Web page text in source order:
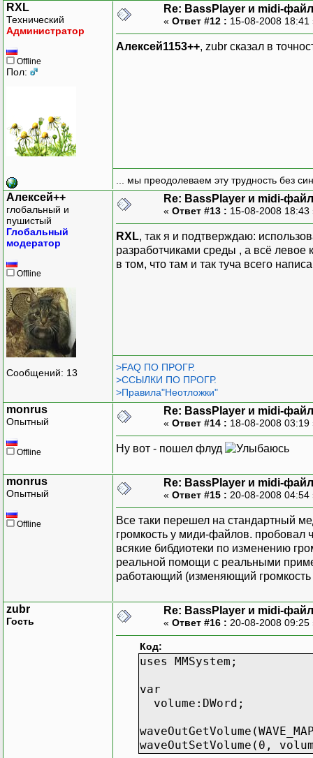
RXL
Технический
Администратор
Offline
Пол:
Re: BassPlayer и midi-
« Ответ #12 : 15-08-2008
Алексей1153++, zubr сказал в
... мы преодолеваем эту трудность без
Алексей++
глобальный и
пушистый
Глобальный
модератор
Offline
Сообщений: 13
Re: BassPlayer и midi-
« Ответ #13 : 15-08-2008
RXL, так я и подтверждаю:
разработчиками среды , а всё левое
в том, что там и так туча всего
>FAQ ПО ПРОГР.
>ССЫЛКИ ПО ПРОГР.
>Правила"Неотложки"
monrus
Опытный
Offline
Re: BassPlayer и midi-
« Ответ #14 : 18-08-2008
Ну вот - пошел флуд
monrus
Опытный
Offline
Re: BassPlayer и midi-
« Ответ #15 : 20-08-2008
Все таки перешел на стандартный
громкость у миди-файлов. пробовал
всякие бибдиотеки по изменению
реальной помощи с реальными
работающий (изменяющий
zubr
Гость
Re: BassPlayer и midi-
« Ответ #16 : 20-08-2008
Код:
uses MMSystem;
var
volume:DWord;
waveOutSetVolume(0,